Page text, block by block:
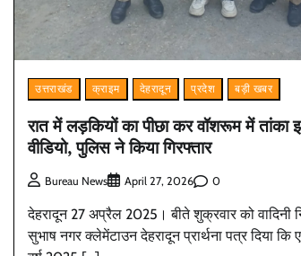
उत्तराखंड क्राइम देहरादून प्रदेश बड़ी खबर
रात में लड़कियों का पीछा कर वॉशरूम में तांका
वीडियो, पुलिस ने किया गिरफ्तार
Bureau News April 27, 2026 0
देहरादून 27 अप्रैल 2025। बीते शुक्रवार को वादिनी
सुभाष नगर क्लेमेंटाउन देहरादून प्रार्थना पत्र दिया कि